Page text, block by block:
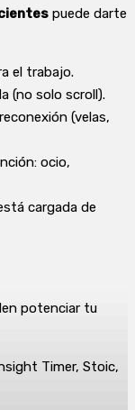
puede darte
el trabajo.
(no solo scroll).
(velas,
ocio,
cargada de
potenciar tu
Timer, Stoic,